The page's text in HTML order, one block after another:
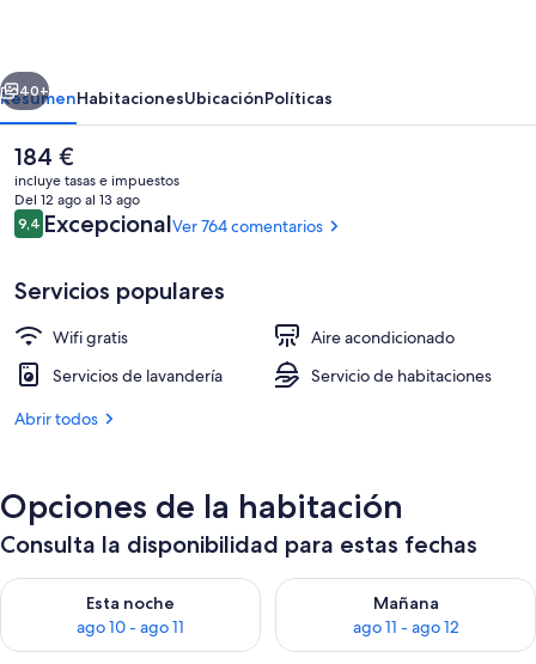
Jardines del alojamiento
Siguiente
40+
ResumenHabitacionesUbicaciónPolíticas
El
precio
actual
es
de
184 €
incluye tasas e impuestos
Del 12 ago al 13 ago
Comentarios
9,49,4 de 10
ExcepcionalVer 764 comentarios
Servicios populares
Wifi gratis
Aire acondicionado
Servicios de lavandería
Servicio de habitaciones
Abrir todos
Opciones de la habitación
Consulta la disponibilidad para estas fechas
Esta noche
ago 10 - ago 11
Consulta la disponibilidad para esta noche, ago 10 - ago 11
Mañana
ago 11 - ago 12
Consulta la disponibilidad